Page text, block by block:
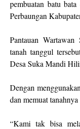
pembuatan batu
Perbaungan
Pantauan Wartawan
tanah tanggul
Desa Suka Mandi
Dengan
dan memuat
“Kami tak bisa